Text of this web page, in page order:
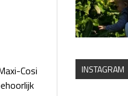
Cosi
INSTAGRAM